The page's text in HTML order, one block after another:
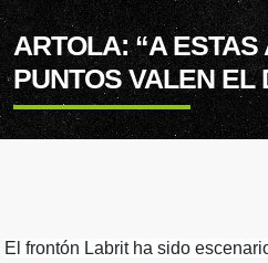
ARTOLA: “A ESTAS
PUNTOS VALEN EL
El frontón Labrit ha sido